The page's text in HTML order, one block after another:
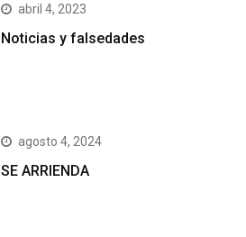
abril 4, 2023
Noticias y falsedades
agosto 4, 2024
SE ARRIENDA